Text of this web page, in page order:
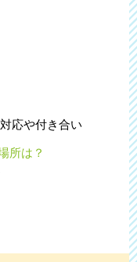
応や付き合い
所は？